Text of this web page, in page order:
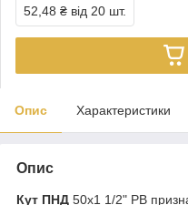
52,48 ₴ від 20 шт.
Опис Характеристики
Опис
Кут ПНД 50х1 1/2" РВ